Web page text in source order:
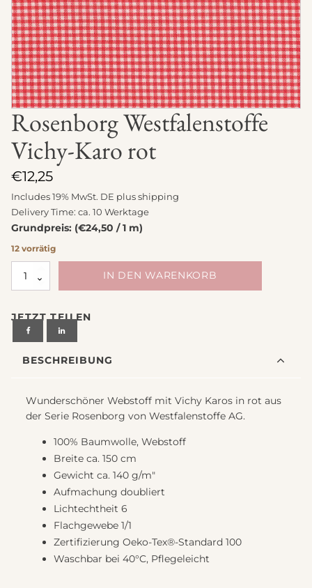
Rosenborg Westfalenstoffe
Vichy-Karo rot
€12,25
Includes 19% MwSt. DE plusshipping
Delivery Time: ca. 10 Werktage
Grundpreis: (€24,50 / 1 m)
12 vorrätig
Rosenborg
Westfalenstoffe
Karo
IN DEN WARENKORB
JETZT TEILEN
BESCHREIBUNG
Wunderschöner Webstoff mit Vichy Karos in rot aus
der Serie Rosenborg von Westfalenstoffe AG.
100% Baumwolle, Webstoff
Breite ca. 150 cm
Gewicht ca. 140 g/m"
Aufmachung doubliert
Lichtechtheit 6
Flachgewebe 1/1
Zertifizierung Oeko-Tex®-Standard 100
Waschbar bei 40°C, Pflegeleicht